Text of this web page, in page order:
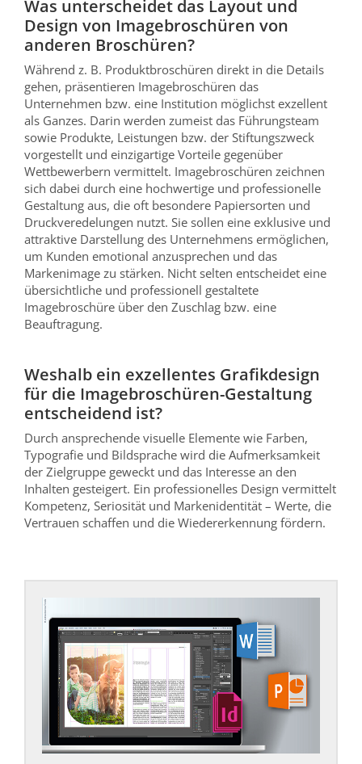
Was unterscheidet das Layout und
Design von Imagebroschüren von
anderen Broschüren?
Während z. B. Produktbroschüren direkt in die Details
gehen, präsentieren Imagebroschüren das
Unternehmen bzw. eine Institution möglichst exzellent
als Ganzes. Darin werden zumeist das Führungsteam
sowie Produkte, Leistungen bzw. der Stiftungszweck
vorgestellt und einzigartige Vorteile gegenüber
Wettbewerbern vermittelt. Imagebroschüren zeichnen
sich dabei durch eine hochwertige und professionelle
Gestaltung aus, die oft besondere Papiersorten und
Druckveredelungen nutzt. Sie sollen eine exklusive und
attraktive Darstellung des Unternehmens ermöglichen,
um Kunden emotional anzusprechen und das
Markenimage zu stärken. Nicht selten entscheidet eine
übersichtliche und professionell gestaltete
Imagebroschüre über den Zuschlag bzw. eine
Beauftragung.
Weshalb ein exzellentes Grafikdesign
für die Imagebroschüren-Gestaltung
entscheidend ist?
Durch ansprechende visuelle Elemente wie Farben,
Typografie und Bildsprache wird die Aufmerksamkeit
der Zielgruppe geweckt und das Interesse an den
Inhalten gesteigert. Ein professionelles Design vermittelt
Kompetenz, Seriosität und Markenidentität – Werte, die
Vertrauen schaffen und die Wiedererkennung fördern.